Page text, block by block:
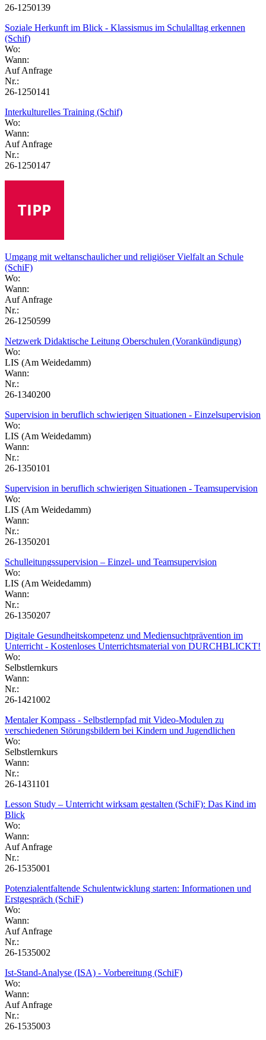
26-1250139
Soziale Herkunft im Blick - Klassismus im Schulalltag erkennen
(Schif)
Wo:
Wann:
Auf Anfrage
Nr.:
26-1250141
Interkulturelles Training (Schif)
Wo:
Wann:
Auf Anfrage
Nr.:
26-1250147
Umgang mit weltanschaulicher und religiöser Vielfalt an Schule
(SchiF)
Wo:
Wann:
Auf Anfrage
Nr.:
26-1250599
Netzwerk Didaktische Leitung Oberschulen (Vorankündigung)
Wo:
LIS (Am Weidedamm)
Wann:
Nr.:
26-1340200
Supervision in beruflich schwierigen Situationen - Einzelsupervision
Wo:
LIS (Am Weidedamm)
Wann:
Nr.:
26-1350101
Supervision in beruflich schwierigen Situationen - Teamsupervision
Wo:
LIS (Am Weidedamm)
Wann:
Nr.:
26-1350201
Schulleitungssupervision – Einzel- und Teamsupervision
Wo:
LIS (Am Weidedamm)
Wann:
Nr.:
26-1350207
Digitale Gesundheitskompetenz und Mediensuchtprävention im
Unterricht - Kostenloses Unterrichtsmaterial von DURCHBLICKT!
Wo:
Selbstlernkurs
Wann:
Nr.:
26-1421002
Mentaler Kompass - Selbstlernpfad mit Video-Modulen zu
verschiedenen Störungsbildern bei Kindern und Jugendlichen
Wo:
Selbstlernkurs
Wann:
Nr.:
26-1431101
Lesson Study – Unterricht wirksam gestalten (SchiF): Das Kind im
Blick
Wo:
Wann:
Auf Anfrage
Nr.:
26-1535001
Potenzialentfaltende Schulentwicklung starten: Informationen und
Erstgespräch (SchiF)
Wo:
Wann:
Auf Anfrage
Nr.:
26-1535002
Ist-Stand-Analyse (ISA) - Vorbereitung (SchiF)
Wo:
Wann:
Auf Anfrage
Nr.:
26-1535003